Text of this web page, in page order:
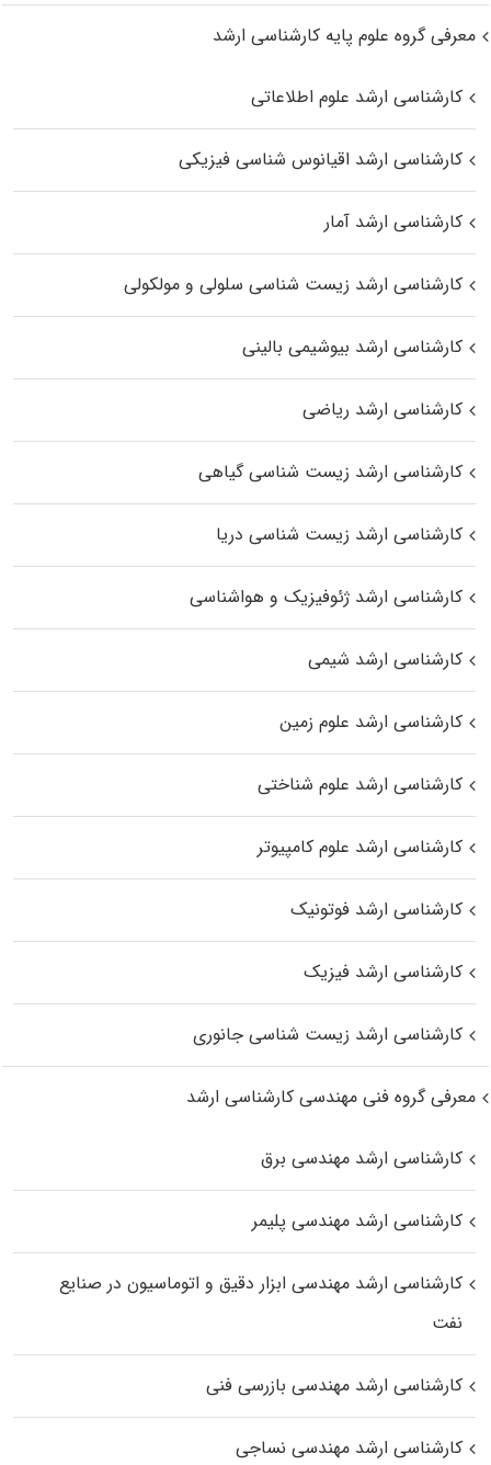
معرفی گروه علوم پایه کارشناسی ارشد
کارشناسی ارشد علوم اطلاعاتی
کارشناسی ارشد اقیانوس‌ شناسی فیزیکی
کارشناسی ارشد آمار
کارشناسی ارشد زیست شناسی سلولی و مولکولی
کارشناسی ارشد بیوشیمی بالینی
کارشناسی ارشد ریاضی
کارشناسی ارشد زیست‌ شناسی گیاهی
کارشناسی ارشد زیست‌ شناسی دریا
کارشناسی ارشد ژئوفیزیک و هواشناسی
کارشناسی ارشد شیمی
کارشناسی ارشد علوم زمین
کارشناسی ارشد علوم شناختی
کارشناسی ارشد علوم کامپیوتر
کارشناسی ارشد فوتونیک
کارشناسی ارشد فیزیک
کارشناسی ارشد زیست‌ شناسی جانوری
معرفی گروه فنی مهندسی کارشناسی ارشد
کارشناسی ارشد مهندسی برق
کارشناسی ارشد مهندسی پلیمر
کارشناسی ارشد مهندسی ابزار دقیق و اتوماسیون در صنایع
نفت
کارشناسی ارشد مهندسی بازرسی فنی
کارشناسی ارشد مهندسی نساجی